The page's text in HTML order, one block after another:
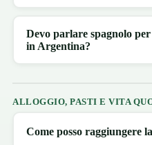
Devo parlare spagnolo
in Argentina?
ALLOGGIO, PASTI E VITA
Come posso raggiungere